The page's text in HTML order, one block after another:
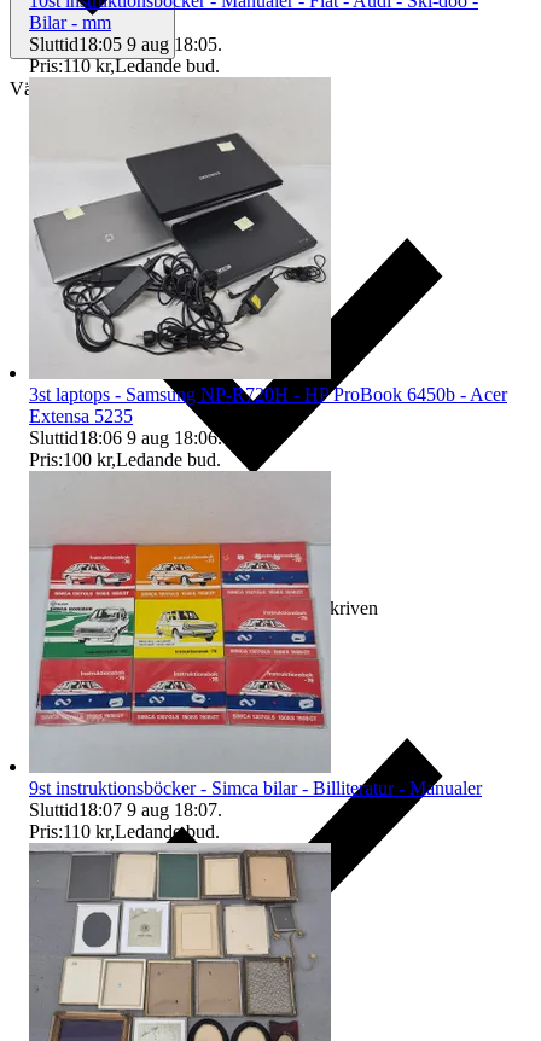
Välj till köparskydd
Ersättning om varan inte är som beskriven
Bilar - mm
Sluttid18:05 9 aug 18:05.
Pris:110 kr,Ledande bud.
3st laptops - Samsung NP-R720H - HP ProBook 6450b - Acer
Extensa 5235
Sluttid18:06 9 aug 18:06.
Pris:100 kr,Ledande bud.
9st instruktionsböcker - Simca bilar - Billiteratur - Manualer
Sluttid18:07 9 aug 18:07.
Pris:110 kr,Ledande bud.